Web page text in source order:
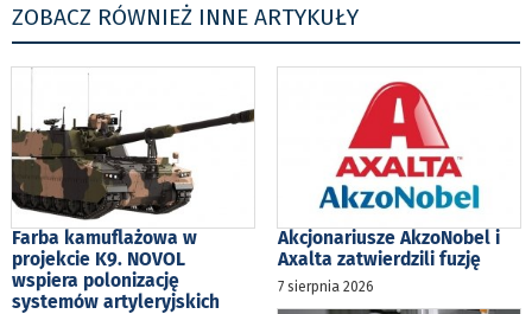
ZOBACZ RÓWNIEŻ INNE ARTYKUŁY
Farba kamuflażowa w
projekcie K9. NOVOL
wspiera polonizację
systemów artyleryjskich
Akcjonariusze AkzoNobel i
Axalta zatwierdzili fuzję
7 sierpnia 2026